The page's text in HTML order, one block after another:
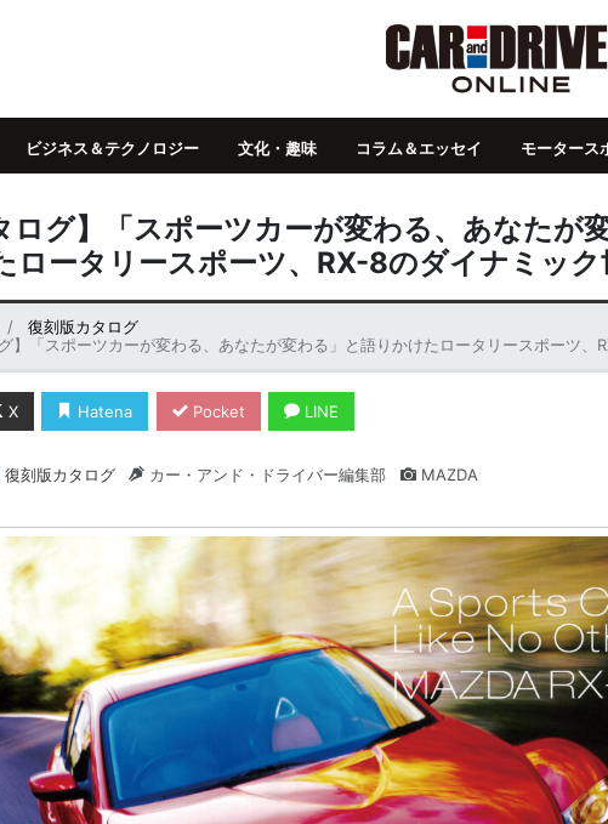
ビジネス＆テクノロジー 文化・趣味 コラム＆エッセイ モータース
ログ】「スポーツカーが変わる、あなたが
ロータリースポーツ、RX-8のダイナミック
復刻版カタログ
】「スポーツカーが変わる、あなたが変わる」と語りかけたロータリースポーツ、RX-8のダイ
X Hatena Pocket LINE
復刻版カタログ カー・アンド・ドライバー編集部 MAZDA